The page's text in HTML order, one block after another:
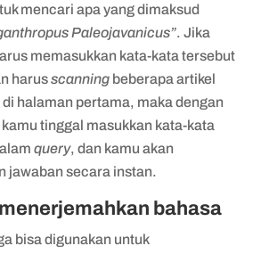
mencari apa yang dimaksud
Paleojavanicus”. Jika
memasukkan kata-kata tersebut
harusscanningbeberapa artikel
halaman pertama, maka dengan
tinggal masukkan kata-kata
query, dan kamu akan
jawaban secara instan.
bahasa
bisa digunakan untuk